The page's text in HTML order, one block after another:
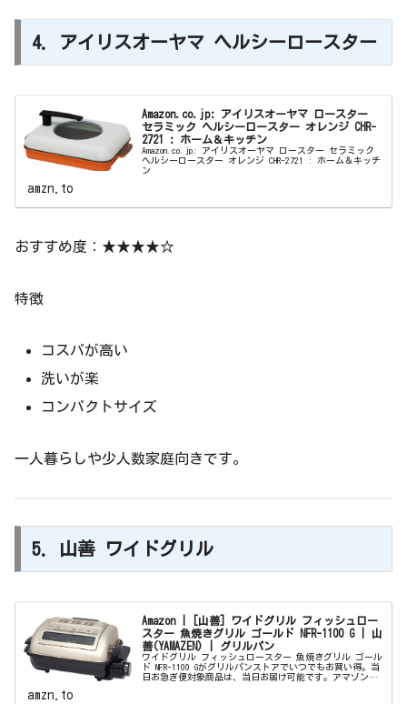
4. アイリスオーヤマ ヘルシーロースター
Amazon.co.jp: アイリスオーヤマ ロースター
セラミック ヘルシーロースター オレンジ CHR-
2721 : ホーム＆キッチン
Amazon.co.jp: アイリスオーヤマ ロースター セラミック
ヘルシーロースター オレンジ CHR-2721 : ホーム＆キッチ
ン
amzn.to
おすすめ度：★★★★☆
特徴
コスパが高い
洗いが楽
コンパクトサイズ
一人暮らしや少人数家庭向きです。
5. 山善 ワイドグリル
Amazon | [山善] ワイドグリル フィッシュロー
スター 魚焼きグリル ゴールド NFR-1100 G | 山
善(YAMAZEN) | グリルパン
ワイドグリル フィッシュロースター 魚焼きグリル ゴール
ド NFR-1100 Gがグリルパンストアでいつでもお買い得。当
日お急ぎ便対象商品は、当日お届け可能です。アマゾン配
amzn.to